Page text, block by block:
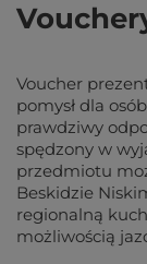
Voucher
pomysł dla
prawdziwy
spędzony w
przedmiotu
Beskidzie
regionalną
możliwością